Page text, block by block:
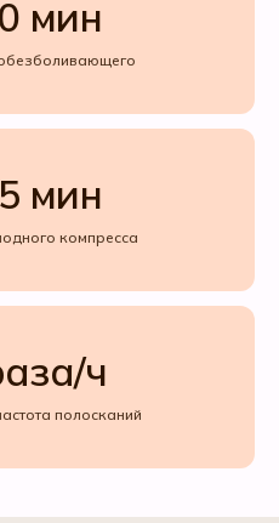
мин
мин
компресса
ч
полосканий